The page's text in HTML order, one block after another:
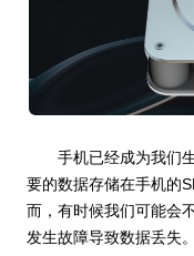
手机已经成为我们
要的数据存储在手机的
而，有时候我们可能会
发生故障导致数据丢失。